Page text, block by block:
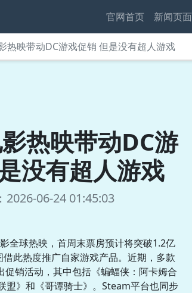
官网首页 新闻页面
热映带动DC游戏促销 但是没有超人游戏
热映带动DC游
没有超人游戏
2026-06-24 01:45:03
全球热映，首周末票房预计将突破1.2亿
此热度推广自家游戏产品。近期，多款
促销活动，其中包括《蝙蝠侠：阿卡姆合
盟》和《哥谭骑士》。Steam平台也同步